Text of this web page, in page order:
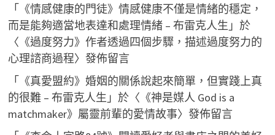
「《情感健康的門徒》情感健康不僅是情緒的穩定，
而是能夠適當地表達和處理情緒 – 布雷克人生 」於
〈 《過度努力》作者透過四個步驟，描述過度努力的
心理諮商過程〉發佈留言
「《真愛盟約》婚姻的關係說起來簡單，但實踐上真
的很難 – 布雷克人生 」於〈 《神是媒人 God is a
matchmaker》屬靈前輩的愛情故事〉發佈留言